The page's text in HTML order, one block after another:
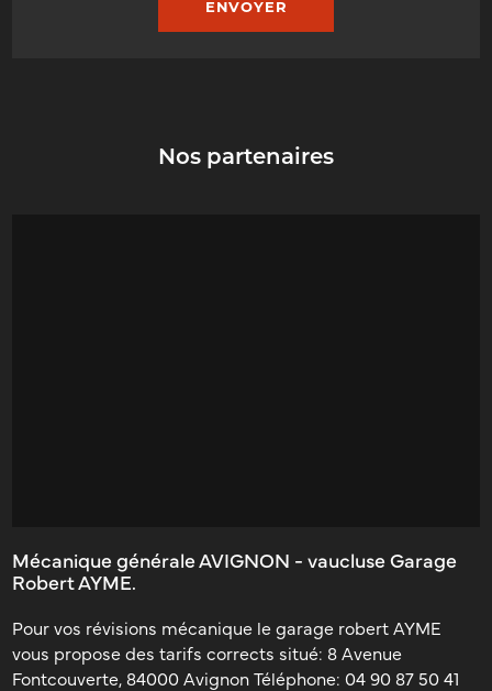
Nos partenaires
Mécanique générale AVIGNON - vaucluse Garage
Robert AYME.
Pour vos révisions mécanique le garage robert AYME
vous propose des tarifs corrects situé: 8 Avenue
Fontcouverte, 84000 Avignon Téléphone: 04 90 87 50 41